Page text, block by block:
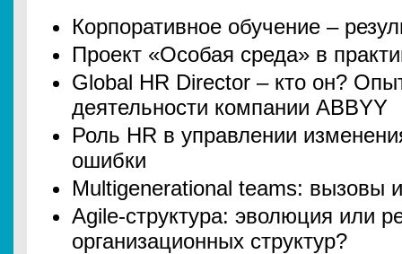
Корпоративное обучение –
Проект «Особая среда» в
Global HR Director – кто он?
деятельности компании ABBYY
Роль HR в управлении
ошибки
Multigenerational teams: вызовы
Agile-структура: эволюция или
организационных структур?